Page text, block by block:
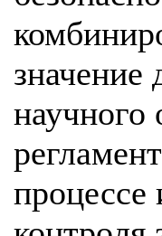
значение
научного